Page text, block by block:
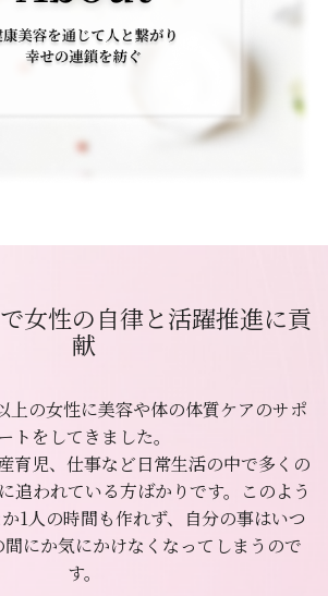
女性の自律と活躍推進に貢
献
上の女性に美容や体の体質ケアのサポ
トをしてきました。
育児、仕事など日常生活の中で多くの
追われている方ばかりです。このよう
1人の時間も作れず、自分の事はいつ
にか気にかけなくなってしまうので
す。